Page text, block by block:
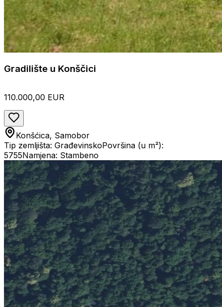
Gradilište u Konščici
110.000,00 EUR
Konšćica, Samobor
Tip zemljišta: GrađevinskoPovršina (u m²):
5755Namjena: Stambeno